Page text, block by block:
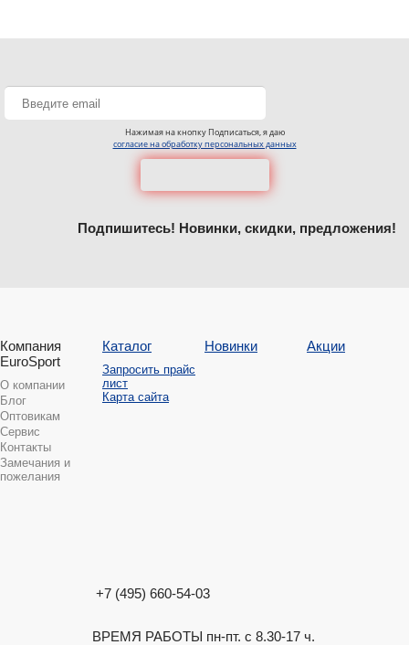
Нажимая на кнопку Подписаться, я даю
согласие на обработку персональных данных
Подпишитесь! Новинки, скидки, предложения!
Компания
EuroSport
О компании
Блог
Оптовикам
Сервис
Контакты
Замечания и
пожелания
Каталог
Запросить прайс
лист
Карта сайта
Новинки Акции
+7 (495) 660-54-03
ВРЕМЯ РАБОТЫ пн-пт. с 8.30-17 ч.